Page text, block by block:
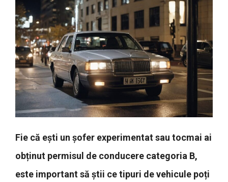
Fie că ești un șofer experimentat sau tocmai ai
obținut permisul de conducere categoria B,
este important să știi ce tipuri de vehicule poți